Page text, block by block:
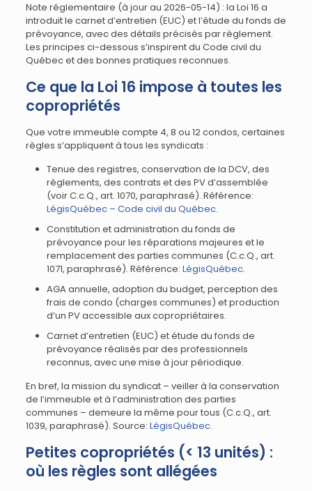
Note réglementaire (à jour au 2026-05-14) : la Loi 16 a
introduit le carnet d’entretien (EUC) et l’étude du fonds de
prévoyance, avec des détails précisés par règlement.
Les principes ci-dessous s’inspirent du Code civil du
Québec et des bonnes pratiques reconnues.
Ce que la Loi 16 impose à toutes les
copropriétés
Que votre immeuble compte 4, 8 ou 12 condos, certaines
règles s’appliquent à tous les syndicats :
Tenue des registres, conservation de la DCV, des
règlements, des contrats et des PV d’assemblée
(voir C.c.Q., art. 1070, paraphrasé). Référence:
LégisQuébec – Code civil du Québec.
Constitution et administration du fonds de
prévoyance pour les réparations majeures et le
remplacement des parties communes (C.c.Q., art.
1071, paraphrasé). Référence: LégisQuébec.
AGA annuelle, adoption du budget, perception des
frais de condo (charges communes) et production
d’un PV accessible aux copropriétaires.
Carnet d’entretien (EUC) et étude du fonds de
prévoyance réalisés par des professionnels
reconnus, avec une mise à jour périodique.
En bref, la mission du syndicat – veiller à la conservation
de l’immeuble et à l’administration des parties
communes – demeure la même pour tous (C.c.Q., art.
1039, paraphrasé). Source: LégisQuébec.
Petites copropriétés (< 13 unités) :
où les règles sont allégées